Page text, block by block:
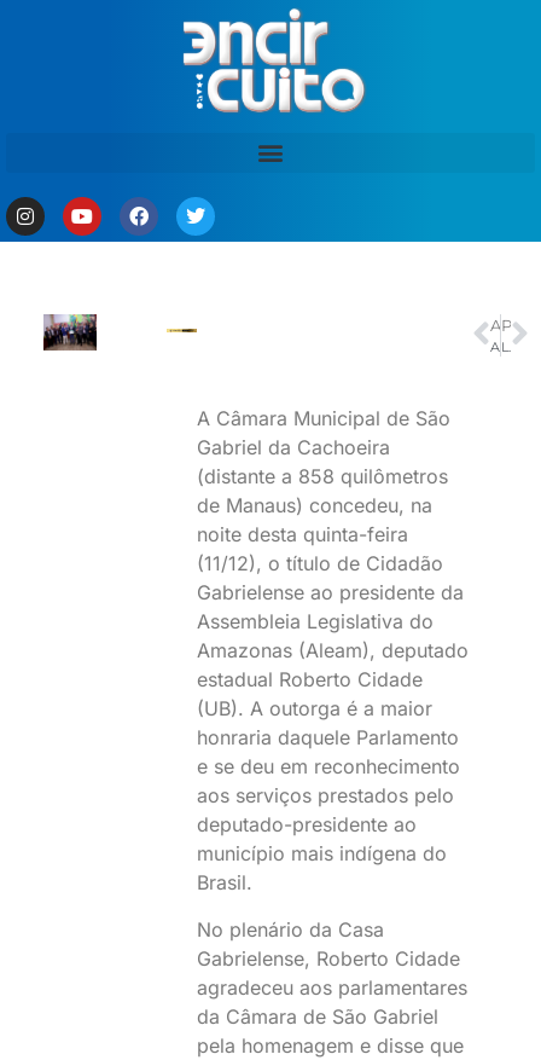
A Câmara Municipal de São
Gabriel da Cachoeira
(distante a 858 quilômetros
de Manaus) concedeu, na
noite desta quinta-feira
(11/12), o título de Cidadão
Gabrielense ao presidente da
Assembleia Legislativa do
Amazonas (Aleam), deputado
estadual Roberto Cidade
(UB). A outorga é a maior
honraria daquele Parlamento
e se deu em reconhecimento
aos serviços prestados pelo
deputado-presidente ao
município mais indígena do
Brasil.
No plenário da Casa
Gabrielense, Roberto Cidade
agradeceu aos parlamentares
da Câmara de São Gabriel
pela homenagem e disse que
ANTERIOR
Acordo de Paris completa 10 anos com alerta por metas insuficientes
PRÓXIMO
Lula diz que fim de sanção a Alexandre de Moraes é bom para o Brasil